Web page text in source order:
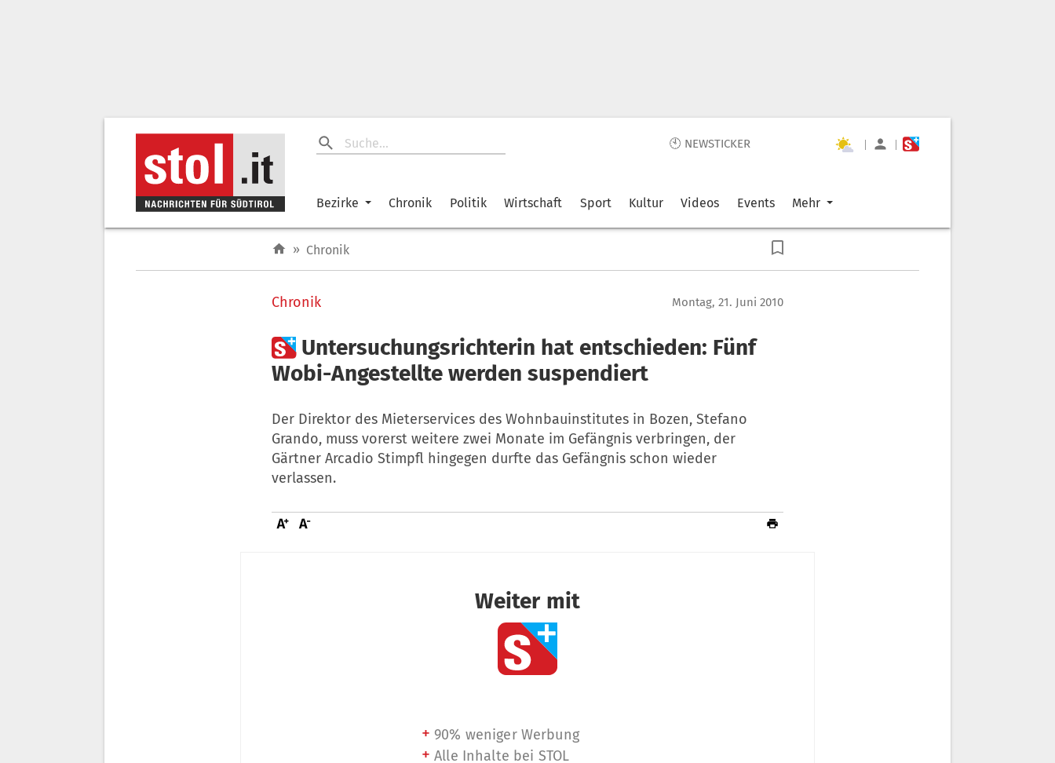
🕙 NEWSTICKER | |
Bezirke Chronik Politik Wirtschaft Sport Kultur Videos Events Mehr
» Chronik
Chronik Montag, 21. Juni 2010
 Untersuchungsrichterin hat entschieden: Fünf
Wobi-Angestellte werden suspendiert
Der Direktor des Mieterservices des Wohnbauinstitutes in Bozen, Stefano
Grando, muss vorerst weitere zwei Monate im Gefängnis verbringen, der
Gärtner Arcadio Stimpfl hingegen durfte das Gefängnis schon wieder
verlassen.